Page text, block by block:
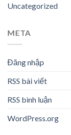
Uncategorized
META
Đăng nhập
RSS bài viết
RSS bình luận
WordPress.org